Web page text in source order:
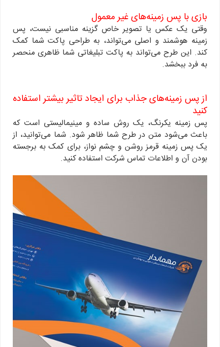
بازی با پس زمینه‌های غیر معمول
وقتی یک عکس یا تصویر خاص گزینه مناسبی نیست، پس
زمینه هوشمند و اصلی می‌تواند، به طراحی پاکت شما کمک
کند. این طرح می‌تواند به پاکت تبلیغاتی شما ظاهری منحصر
به فرد ببخشد.
از پس زمینه‌های جذاب برای ایجاد تاثیر بیشتر استفاده
کنید
پس زمینه یکرنگ، یک روش ساده و مینیمالیستی است که
باعث می‌شود متن در طرح شما ظاهر شود. شما می‌توانید، از
یک پس زمینه قرمز روشن و چشم نواز، برای کمک به برجسته
بودن آن و اطلاعات تماس شرکت استفاده کنید.